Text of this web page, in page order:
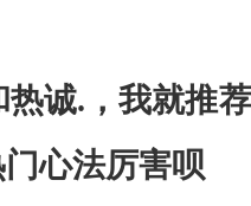
热诚.，我就推
心法厉害呗